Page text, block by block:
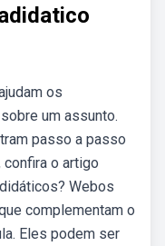
os
um assunto.
passo a passo
o artigo
Webos
complementam o
Eles podem ser